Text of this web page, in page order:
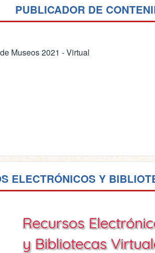
PUBLICADOR DE
Museos 2021 - Virtual
ELECTRÓNICOS Y
Recursos
y Bibliotecas